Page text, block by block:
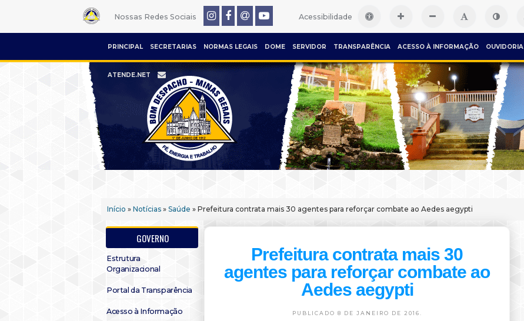
Nossas Redes Sociais Acessibilidade
PRINCIPAL SECRETARIAS NORMAS LEGAIS DOME SERVIDOR TRANSPARÊNCIA ACESSO À INFORMAÇÃO OUVIDORIA
ATENDE.NET
Início » Notícias » Saúde » Prefeitura contrata mais 30 agentes para reforçar combate ao Aedes aegypti
GOVERNO
Estrutura
Organizacional
Portal da Transparência
Acesso à Informação
Prefeitura contrata mais 30
agentes para reforçar combate ao
Aedes aegypti
PUBLICADO 8 DE JANEIRO DE 2016.